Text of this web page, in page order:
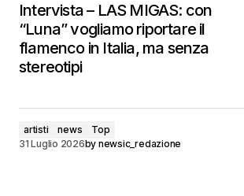
Intervista – LAS MIGAS: con
“Luna” vogliamo riportare il
flamenco in Italia, ma senza
stereotipi
artisti news
Top
31 Luglio 2026by newsic_redazione